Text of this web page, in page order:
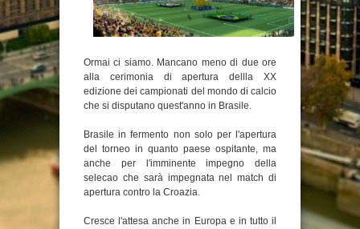
Ormai ci siamo. Mancano meno di due ore
alla cerimonia di apertura dellla XX
edizione dei campionati del mondo di calcio
che si disputano quest'anno in Brasile.
Brasile in fermento non solo per l'apertura
del torneo in quanto paese ospitante, ma
anche per l'imminente impegno della
selecao che sarà impegnata nel match di
apertura contro la Croazia.
Cresce l'attesa anche in Europa e in tutto il